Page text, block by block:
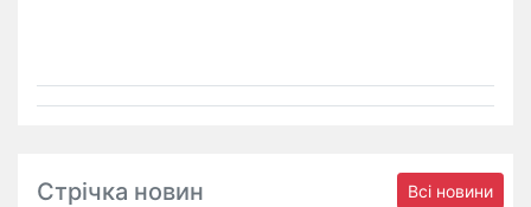
Стрічка новин Всі новини